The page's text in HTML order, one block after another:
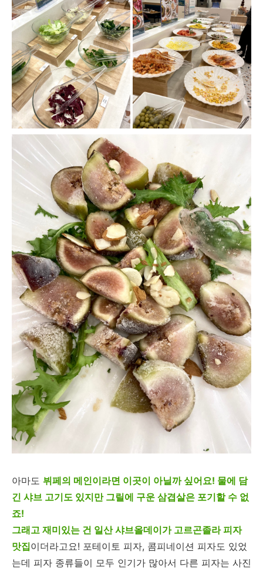
아마도 뷔페의 메인이라면 이곳이 아닐까 싶어요! 물에 담
긴 샤브 고기도 있지만 그릴에 구운 삼겹살은 포기할 수 없
죠!
그래고 재미있는 건 일산 샤브올데이가 고르곤졸라 피자
맛집이더라고요! 포테이토 피자, 콤피네이션 피자도 있었
는데 피자 종류들이 모두 인기가 많아서 다른 피자는 사진